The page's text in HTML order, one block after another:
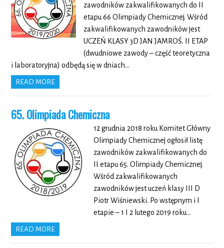
zawodników zakwalifikowanych do II
etapu 66 Olimpiady Chemicznej. Wśród
zakwalifikowanych zawodników jest
UCZEŃ KLASY 3D JAN JAMROŚ. II ETAP
(dwudniowe zawody – część teoretyczna
i laboratoryjna) odbędą się w dniach…
READ MORE
65. Olimpiada Chemiczna
12 grudnia 2018 roku Komitet Główny
Olimpiady Chemicznej ogłosił listę
zawodników zakwalifikowanych do
II etapu 65. Olimpiady Chemicznej.
Wśród zakwalifikowanych
zawodników jest uczeń klasy III D
Piotr Wiśniewski. Po wstępnym i I
etapie – 1 I 2 lutego 2019 roku…
READ MORE